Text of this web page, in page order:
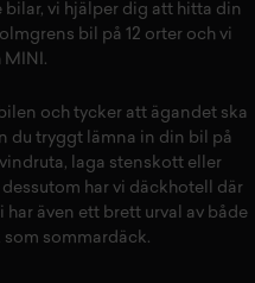
bilar, vi hjälper dig att hitta din
bil på 12 orter och vi
MINI.
och tycker att ägandet ska
du tryggt lämna in din bil på
laga stenskott eller
dessutom har vi däckhotell där
har även ett brett urval av både
som sommardäck.